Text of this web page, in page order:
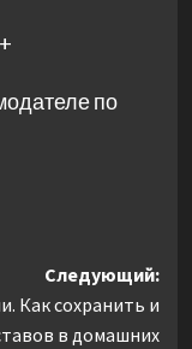
по
Следующий:
Как сохранить и
в домашних